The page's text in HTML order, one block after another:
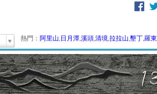
熱門： 阿里山, 日月潭,溪頭,清境,拉拉山,墾丁,羅東